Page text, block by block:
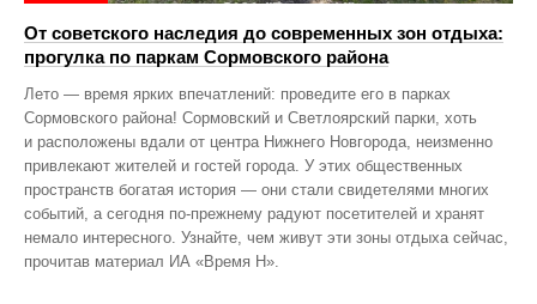
От советского наследия до современных зон отдыха:
прогулка по паркам Сормовского района
Лето — время ярких впечатлений: проведите его в парках
Сормовского района! Сормовский и Светлоярский парки, хоть
и расположены вдали от центра Нижнего Новгорода, неизменно
привлекают жителей и гостей города. У этих общественных
пространств богатая история — они стали свидетелями многих
событий, а сегодня по‑прежнему радуют посетителей и хранят
немало интересного. Узнайте, чем живут эти зоны отдыха сейчас,
прочитав материал ИА «Время Н».